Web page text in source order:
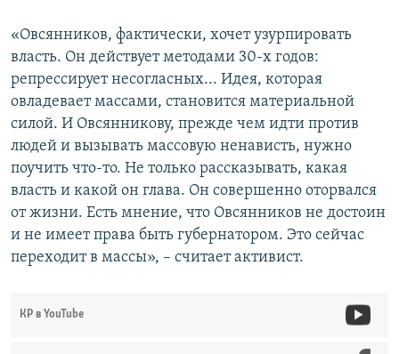
«Овсянников, фактически, хочет узурпировать
власть. Он действует методами 30-х годов:
репрессирует несогласных... Идея, которая
овладевает массами, становится материальной
силой. И Овсянникову, прежде чем идти против
людей и вызывать массовую ненависть, нужно
поучить что-то. Не только рассказывать, какая
власть и какой он глава. Он совершенно оторвался
от жизни. Есть мнение, что Овсянников не достоин
и не имеет права быть губернатором. Это сейчас
переходит в массы», – считает активист.
КР в YouTube